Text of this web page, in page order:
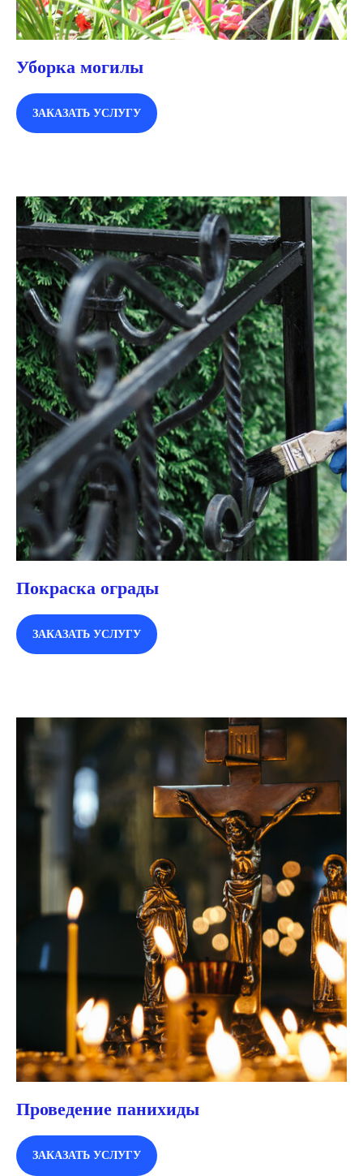
Уборка могилы
ЗАКАЗАТЬ УСЛУГУ
Покраска ограды
ЗАКАЗАТЬ УСЛУГУ
Проведение панихиды
ЗАКАЗАТЬ УСЛУГУ